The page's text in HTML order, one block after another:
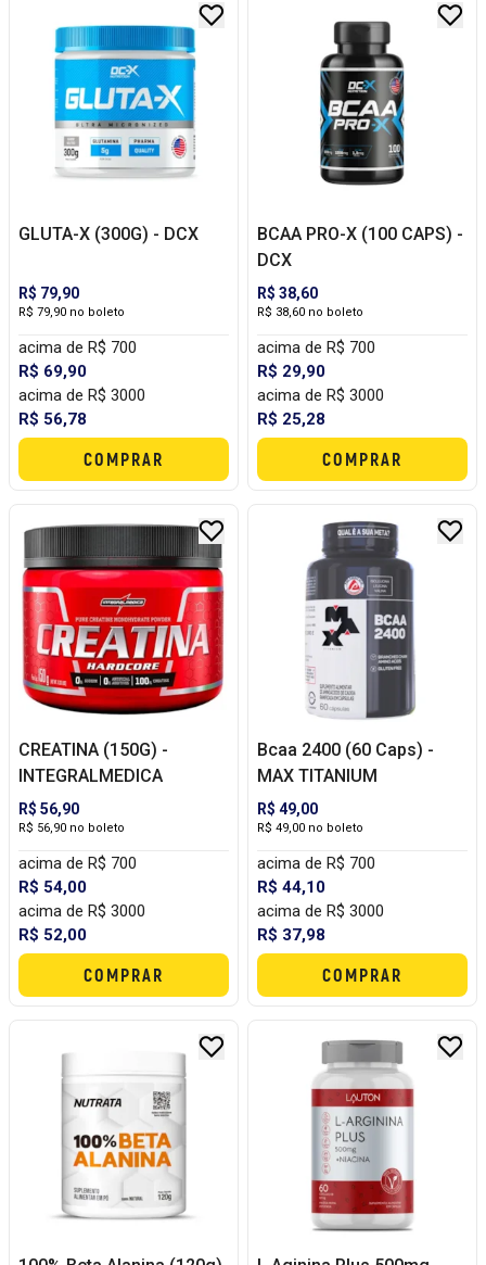
GLUTA-X (300G) - DCX
R$ 79,90
R$ 79,90 no boleto
acima de R$ 700
R$ 69,90
acima de R$ 3000
R$ 56,78
COMPRAR
BCAA PRO-X (100 CAPS) -
DCX
R$ 38,60
R$ 38,60 no boleto
acima de R$ 700
R$ 29,90
acima de R$ 3000
R$ 25,28
COMPRAR
CREATINA (150G) -
INTEGRALMEDICA
R$ 56,90
R$ 56,90 no boleto
acima de R$ 700
R$ 54,00
acima de R$ 3000
R$ 52,00
COMPRAR
Bcaa 2400 (60 Caps) -
MAX TITANIUM
R$ 49,00
R$ 49,00 no boleto
acima de R$ 700
R$ 44,10
acima de R$ 3000
R$ 37,98
COMPRAR